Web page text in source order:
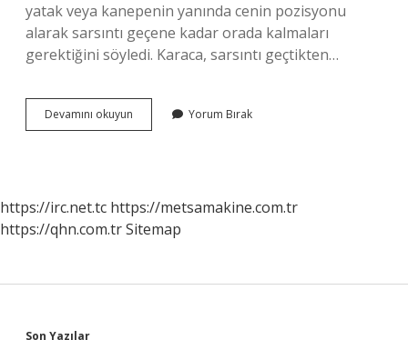
yatak veya kanepenin yanında cenin pozisyonu
alarak sarsıntı geçene kadar orada kalmaları
gerektiğini söyledi. Karaca, sarsıntı geçtikten…
Devamını okuyun Deprem
Sırasında
Ne
Yapmalı
Yorum Bırak
https://irc.net.tc https://metsamakine.com.tr
https://qhn.com.trSitemap
Son Yazılar